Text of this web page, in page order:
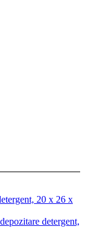
20 x 26 x
detergent,